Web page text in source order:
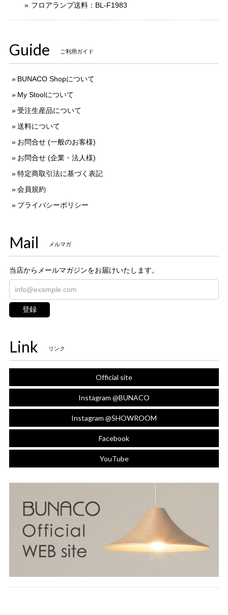
フロアランプ送料：BL-F1983
Guide ご利用ガイド
BUNACO Shopについて
My Stoolについて
受注生産品について
送料について
お問合せ (一般のお客様)
お問合せ (企業・法人様)
特定商取引法に基づく表記
会員規約
プライバシーポリシー
Mail メルマガ
当店からメールマガジンをお届けいたします。
登録
Link リンク
Official site
Instagram @BUNACO
Instagram @SHOWROOM
Facebook
YouTube